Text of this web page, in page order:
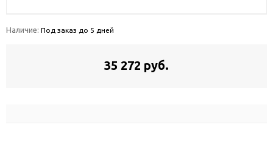
Наличие: Под заказ до 5 дней
35 272 руб.